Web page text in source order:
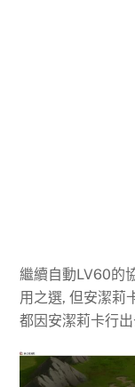
繼續自動LV60的
用之選, 但安潔莉
都因安潔莉卡行